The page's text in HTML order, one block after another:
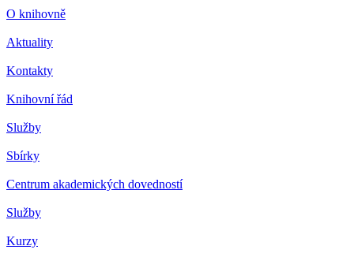
O knihovně
Aktuality
Kontakty
Knihovní řád
Služby
Sbírky
Centrum akademických dovedností
Služby
Kurzy